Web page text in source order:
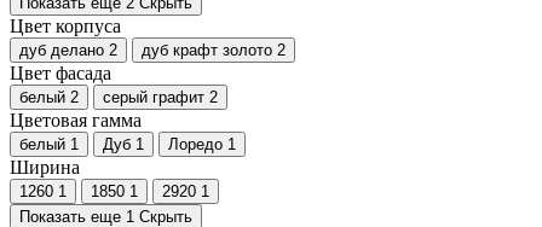
Цвет корпуса
дуб делано 2 дуб крафт золото 2
Цвет фасада
белый 2 серый графит 2
Цветовая гамма
белый 1 Дуб 1 Лоредо 1
Ширина
1260 1 1850 1 2920 1
Показать еще 1 Скрыть